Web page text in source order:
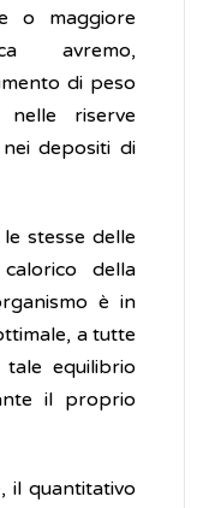
o maggiore
avremo,
di peso
nelle riserve
depositi di
stesse delle
della
è in
a tutte
tale equilibrio
il proprio
il quantitativo